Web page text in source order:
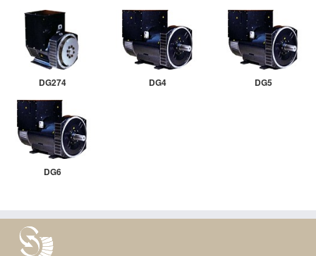
DG274 DG4 DG5
DG6